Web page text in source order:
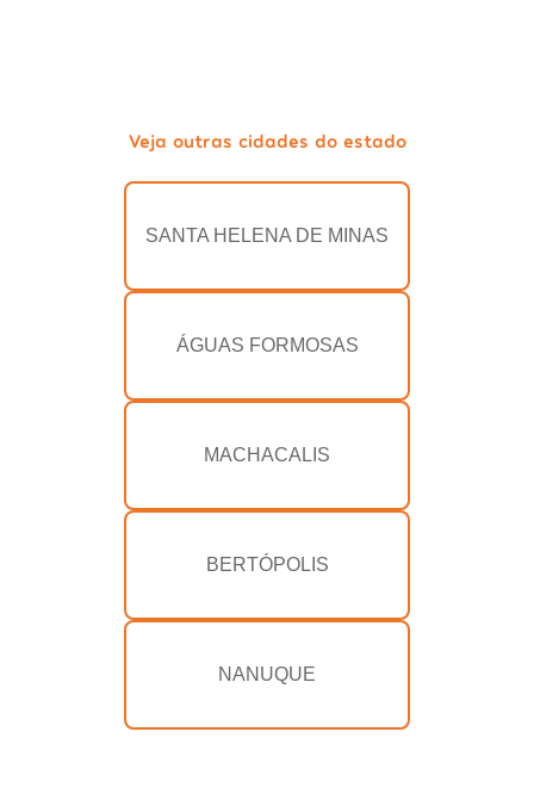
Veja outras cidades do estado
SANTA HELENA DE MINAS
ÁGUAS FORMOSAS
MACHACALIS
BERTÓPOLIS
NANUQUE